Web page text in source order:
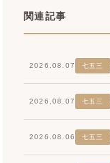
関連記事
2026.08.07 七五三
2026.08.07 七五三
2026.08.06 七五三